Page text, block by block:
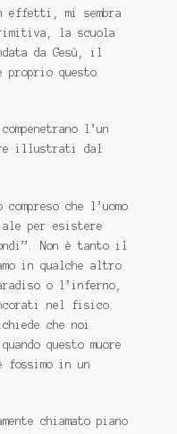
effetti, mi sembra
la scuola
da Gesù, il
proprio questo
l’un
illustrati dal
che l’uomo
per esistere
Non è tanto il
in qualche altro
o l’inferno,
nel fisico.
che noi
questo muore
fossimo in un
chiamato piano